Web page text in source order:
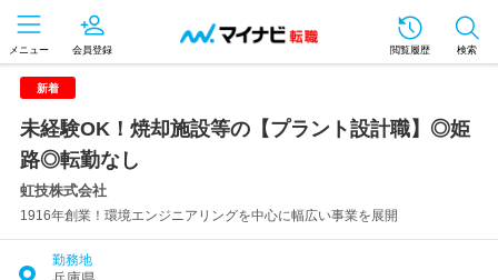
メニュー 会員登録 閲覧履歴 検索
新着
未経験OK！焼却施設等の【プラント設計職】◎姫
路◎転勤なし
虹技株式会社
1916年創業！環境エンジニアリングを中心に幅広い事業を展開
勤務地